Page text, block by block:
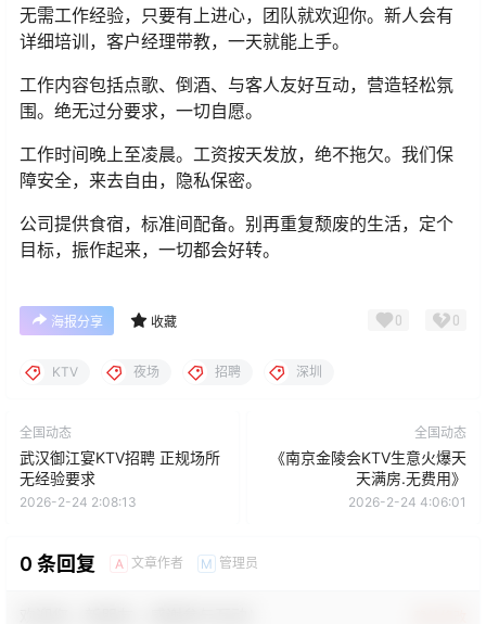
无需工作经验，只要有上进心，团队就欢迎你。新人会有
详细培训，客户经理带教，一天就能上手。
工作内容包括点歌、倒酒、与客人友好互动，营造轻松氛
围。绝无过分要求，一切自愿。
工作时间晚上至凌晨。工资按天发放，绝不拖欠。我们保
障安全，来去自由，隐私保密。
公司提供食宿，标准间配备。别再重复颓废的生活，定个
目标，振作起来，一切都会好转。
海报分享 收藏 0 0
KTV 夜场 招聘 深圳
全国动态
武汉御江宴KTV招聘 正规场所
无经验要求
2026-2-24 2:08:13
全国动态
《南京金陵会KTV生意火爆天
天满房.无费用》
2026-2-24 4:06:01
0 条回复 A 文章作者 M 管理员